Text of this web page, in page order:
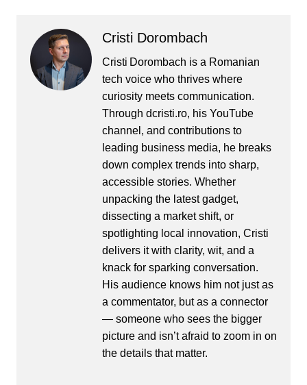
Cristi Dorombach
Cristi Dorombach is a Romanian
tech voice who thrives where
curiosity meets communication.
Through dcristi.ro, his YouTube
channel, and contributions to
leading business media, he breaks
down complex trends into sharp,
accessible stories. Whether
unpacking the latest gadget,
dissecting a market shift, or
spotlighting local innovation, Cristi
delivers it with clarity, wit, and a
knack for sparking conversation.
His audience knows him not just as
a commentator, but as a connector
— someone who sees the bigger
picture and isn’t afraid to zoom in on
the details that matter.